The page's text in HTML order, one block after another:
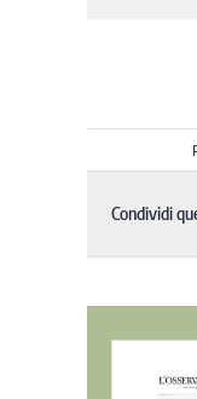
Condividi